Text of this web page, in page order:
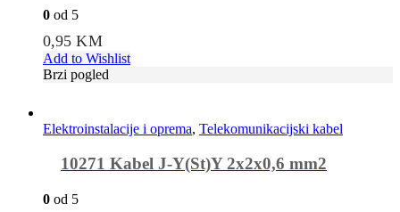
0 od 5
0,95KM
Add to Wishlist
Brzi pogled
Elektroinstalacije i oprema, Telekomunikacijski kabel
10271 Kabel J-Y(St)Y 2x2x0,6 mm2
0 od 5